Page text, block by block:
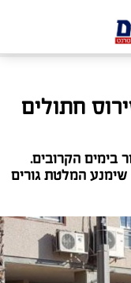
חתולים
בימים הקרובים.
שימנע המלטת גורים